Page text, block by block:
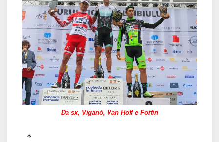
Da sx, Viganò, Van Hoff e Fortin
*